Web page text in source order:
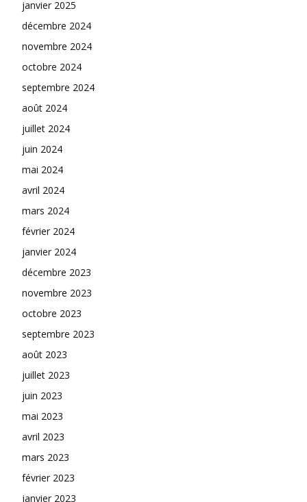
janvier 2025
décembre 2024
novembre 2024
octobre 2024
septembre 2024
août 2024
juillet 2024
juin 2024
mai 2024
avril 2024
mars 2024
février 2024
janvier 2024
décembre 2023
novembre 2023
octobre 2023
septembre 2023
août 2023
juillet 2023
juin 2023
mai 2023
avril 2023
mars 2023
février 2023
janvier 2023